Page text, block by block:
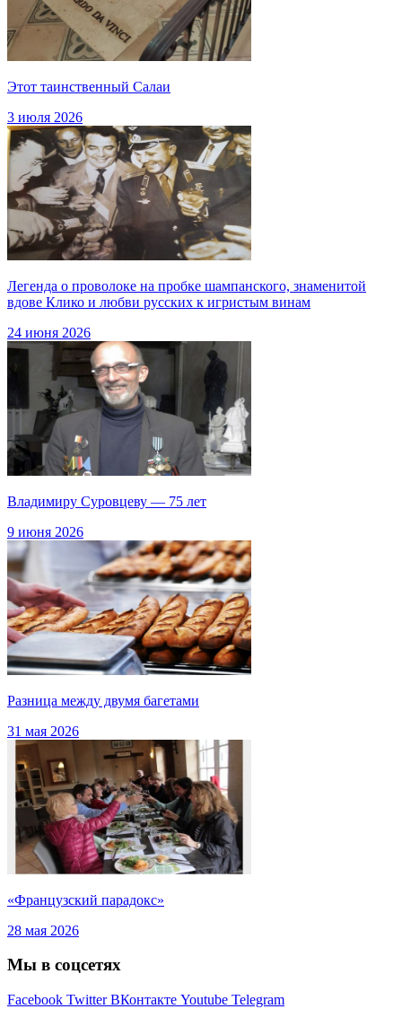
Этот таинственный Салаи
3 июля 2026
Легенда о проволоке на пробке шампанского, знаменитой
вдове Клико и любви русских к игристым винам
24 июня 2026
Владимиру Суровцеву — 75 лет
9 июня 2026
Разница между двумя багетами
31 мая 2026
«Французский парадокс»
28 мая 2026
Мы в соцсетях
Facebook Twitter ВКонтакте Youtube Telegram